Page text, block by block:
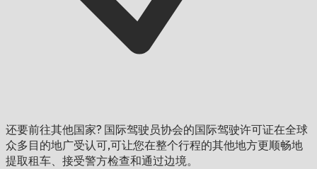
还要前往其他国家? 国际驾驶员协会的国际驾驶许可证在全球
众多目的地广受认可,可让您在整个行程的其他地方更顺畅地
提取租车、接受警方检查和通过边境。